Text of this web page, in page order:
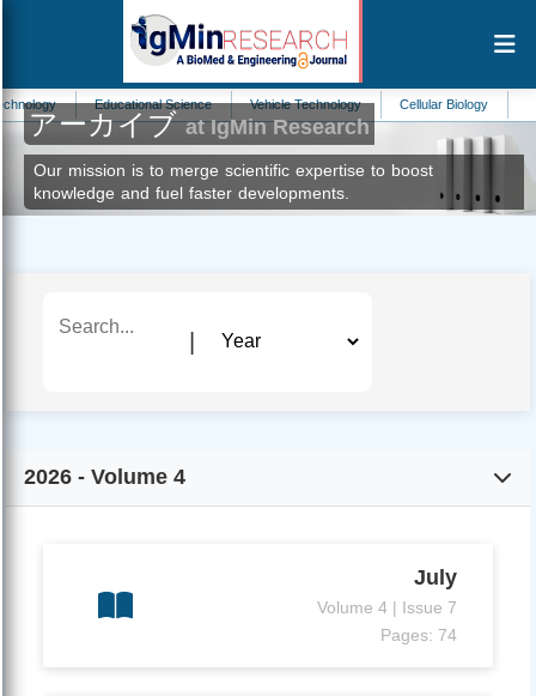
Educational Science Vehicle Technology Cellular Biology Artificial
アーカイブat IgMin Research
Our mission is to merge scientific expertise to boost
knowledge and fuel faster developments.
2026 - Volume 4
July
Volume 4 | Issue 7
Pages: 74